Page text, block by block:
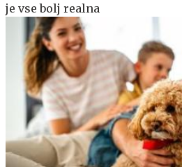
je vse bolj realna